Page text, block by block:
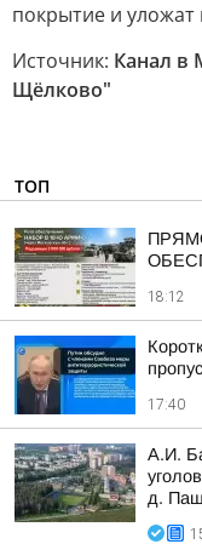
покрытие и уложат
Источник: Канал в
Щёлково"
ТОП
18:12
17:40
А.И.
д.